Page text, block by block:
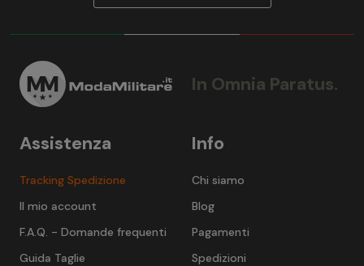
In Omnia Paratus.
Info
Chi siamo
Blog
Pagamenti
Spedizioni
Assistenza
Tracking Spedizione
Il mio account
F.A.Q. - Domande frequenti
Guida Taglie